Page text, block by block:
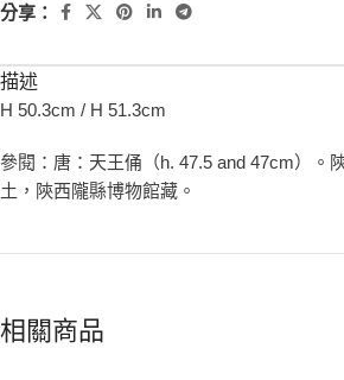
分享：
描述
H 50.3cm / H 51.3cm
參閱：唐：天王俑（h. 47.5 and 47cm）。
土，陝西隴縣博物館藏。
相關商品